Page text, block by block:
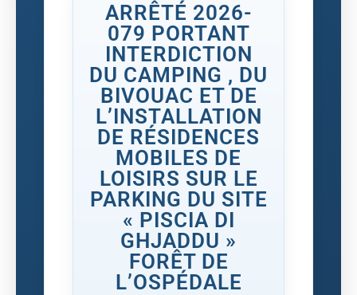
ARRÊTÉ 2026-
079 PORTANT
INTERDICTION
DU CAMPING , DU
BIVOUAC ET DE
L’INSTALLATION
DE RÉSIDENCES
MOBILES DE
LOISIRS SUR LE
PARKING DU SITE
« PISCIA DI
GHJADDU »
FORÊT DE
L’OSPÉDALE